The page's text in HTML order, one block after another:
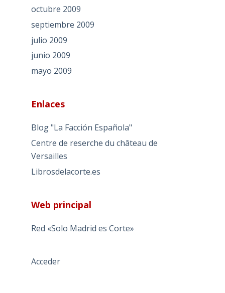
octubre 2009
septiembre 2009
julio 2009
junio 2009
mayo 2009
Enlaces
Blog "La Facción Española"
Centre de reserche du château de
Versailles
Librosdelacorte.es
Web principal
Red «Solo Madrid es Corte»
Acceder